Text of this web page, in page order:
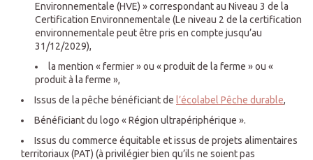
Environnementale (HVE) » correspondant au Niveau 3 de la
Certification Environnementale (Le niveau 2 de la certification
environnementale peut être pris en compte jusqu’au
31/12/2029),
la mention « fermier » ou « produit de la ferme » ou «
produit à la ferme »,
Issus de la pêche bénéficiant de l’écolabel Pêche durable,
Bénéficiant du logo « Région ultrapériphérique ».
Issus du commerce équitable et issus de projets alimentaires
territoriaux (PAT) (à privilégier bien qu’ils ne soient pas